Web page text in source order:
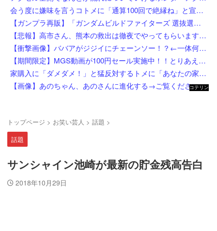
会う度に嫌味を言うコトメに「通算100回で絶縁ね」と宣言した私！カウント達成後、鍵を交換して庭で喚くコトメに仕掛けた恥ずかしすぎる撃退法←律儀に録音＆カウントしてて草
【ガンプラ再販】「ガンダムビルドファイターズ 選抜選挙」【本日投票開始】
【悲報】高市さん、熊本の救出は徹夜でやってもらいますと言ってしまいめっちゃ炎上してしまうw w w w w w w w w
【衝撃画像】ババアがジジイにチェーンソー！？←一体何があったんやコレw w w w w w w w w
【期間限定】MGS動画が100円セール実施中！！とりあえず全部買うやろｗｗｗｗｗ
家購入に「ダメダメ！」と猛反対するトメに「あなたの家じゃありません」と言い放った結果→激怒したトメが自ら〇〇を口にして最高の展開へｗｗｗｗｗｗ
【画像】あのちゃん、あのさんに進化する→ご覧くださいw w w w w w w w
コテリン
トップページ > お笑い芸人 > 話題 >
話題
サンシャイン池崎が最新の貯金残高告白
2018年10月29日